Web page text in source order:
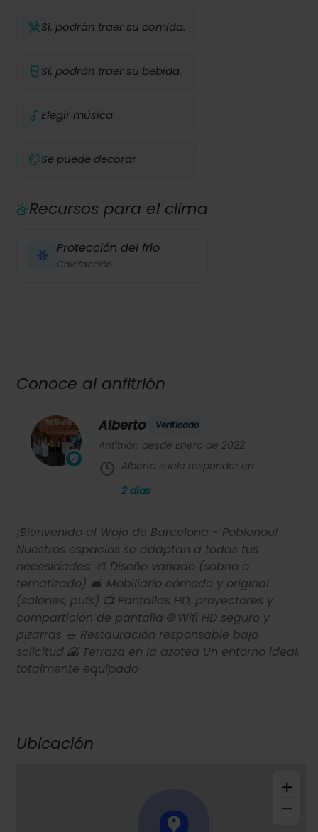
Sí, podrán traer su comida.
Sí, podrán traer su bebida.
Elegir música
Se puede decorar
Recursos para el clima
Protección del frío
Calefacción
Conoce al anfitrión
Alberto Verificado
Anfitrión desde Enero de 2022
Alberto suele responder en
2 dias
¡Bienvenido al Wojo de Barcelona - Poblenou!
Nuestros espacios se adaptan a todas tus
necesidades: 🎨 Diseño variado (sobrio o
tematizado) 🛋️ Mobiliario cómodo y original
(salones, pufs) 📺 Pantallas HD, proyectores y
compartición de pantalla 🌐 Wifi HD seguro y
pizarras 🥗 Restauración responsable bajo
solicitud 🌇 Terraza en la azotea Un entorno ideal,
totalmente equipado
Ubicación
+
−